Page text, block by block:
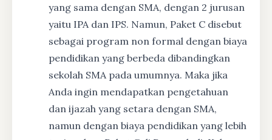
yang sama dengan SMA, dengan 2 jurusan
yaitu IPA dan IPS. Namun, Paket C disebut
sebagai program non formal dengan biaya
pendidikan yang berbeda dibandingkan
sekolah SMA pada umumnya. Maka jika
Anda ingin mendapatkan pengetahuan
dan ijazah yang setara dengan SMA,
namun dengan biaya pendidikan yang lebih